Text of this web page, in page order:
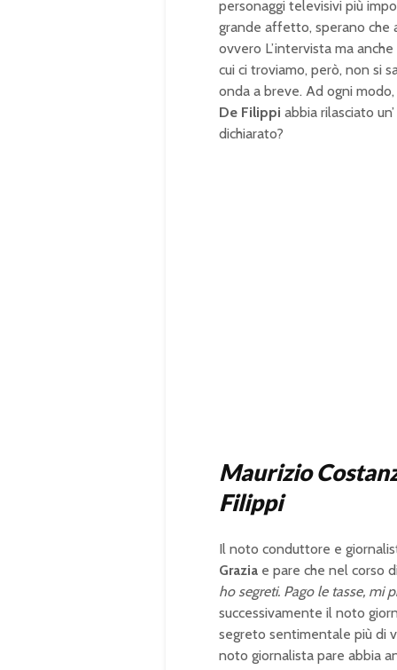
personaggi televisivi più
grande affetto, sperano che
ovvero L’intervista ma anche
cui ci troviamo, però, non si
onda a breve. Ad ogni
De Filippi abbia rilasciato
dichiarato?
Maurizio
Filippi
Il noto conduttore e
Grazia e pare che nel corso
ho segreti. Pago le tasse, mi
successivamente il noto
segreto sentimentale più di
noto giornalista pare abbia